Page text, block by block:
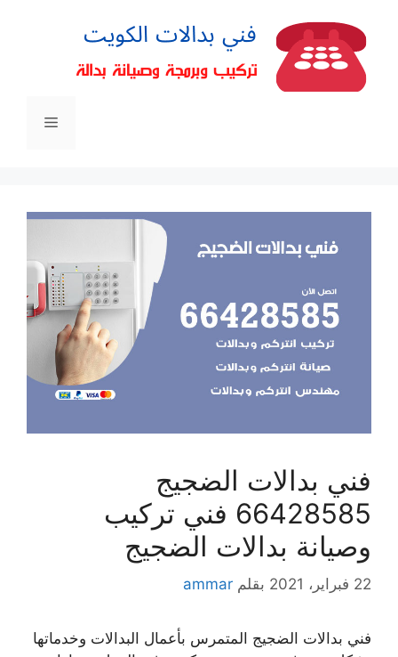
فني بدالات الضجيج
66428585 فني تركيب
وصيانة بدالات الضجيج
22 فبراير، 2021 بقلم ammar
فني بدالات الضجيج المتمرس بأعمال البدالات وخدماتها